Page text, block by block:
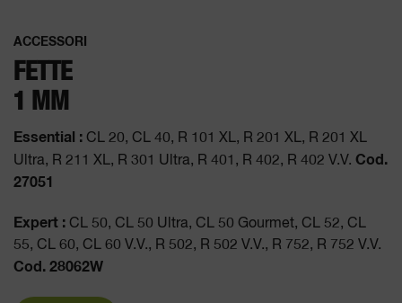
ACCESSORI
FETTE
1 MM
Essential : CL 20, CL 40, R 101 XL, R 201 XL, R 201 XL
Ultra, R 211 XL, R 301 Ultra, R 401, R 402, R 402 V.V. Cod.
27051
Expert : CL 50, CL 50 Ultra, CL 50 Gourmet, CL 52, CL
55, CL 60, CL 60 V.V., R 502, R 502 V.V., R 752, R 752 V.V.
Cod. 28062W